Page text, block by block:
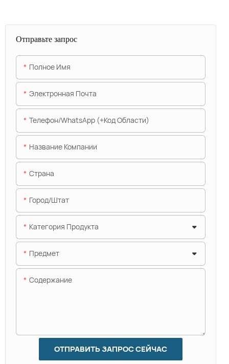
Отправьте запрос
Полное Имя
Электронная Почта
Телефон/WhatsApp (+код Области)
Название Компании
Страна
Город/штат
Категория Продукта
Предмет
Содержание
ОТПРАВИТЬ ЗАПРОС СЕЙЧАС